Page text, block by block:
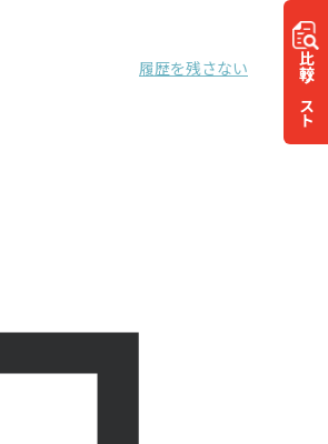
比較
リスト
履歴を残さない